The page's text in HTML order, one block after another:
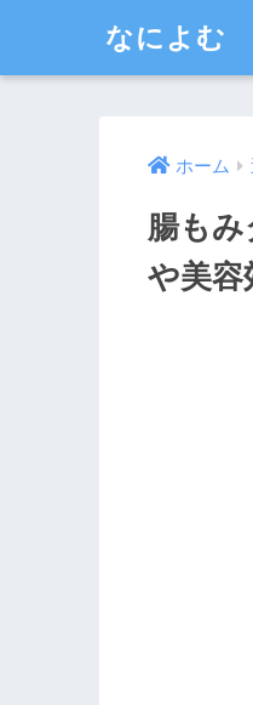
なによむ
ホーム
腸も
や美容